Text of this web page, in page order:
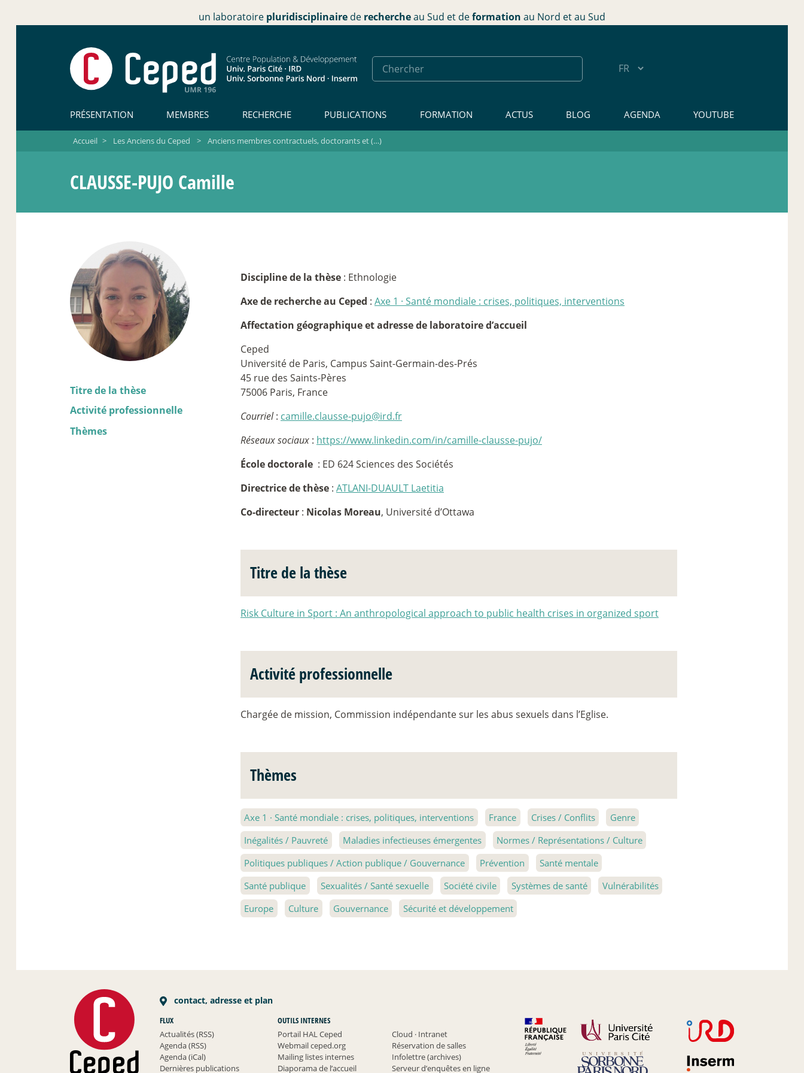
un laboratoire pluridisciplinaire de rechercheau Sud et deformation au Nord et au Sud
PRÉSENTATION MEMBRES RECHERCHE PUBLICATIONS FORMATION ACTUS BLOG AGENDA YOUTUBE
Accueil > Les Anciens du Ceped > Anciens membres contractuels, doctorants et (…)
CLAUSSE-PUJO Camille
Titre de la thèse
Activité professionnelle
Thèmes
Discipline de la thèse : Ethnologie
Axe de recherche au Ceped : Axe 1 · Santé mondiale : crises, politiques, interventions
Affectation géographique et adresse de laboratoire d’accueil
Ceped
Université de Paris, Campus Saint-Germain-des-Prés
45 rue des Saints-Pères
75006 Paris, France
Courriel: camille.clausse-pujo@ird.fr
Réseaux sociaux : https://www.linkedin.com/in/camille-clausse-pujo/
École doctorale : ED 624 Sciences des Sociétés
Directrice de thèse : ATLANI-DUAULT Laetitia
Co-directeur : Nicolas Moreau, Université d’Ottawa
Titre de la thèse
Risk Culture in Sport : An anthropological approach to public health crises in organized sport
Activité professionnelle
Chargée de mission, Commission indépendante sur les abus sexuels dans l’Eglise.
Thèmes
Axe 1 · Santé mondiale : crises, politiques, interventions France Crises / Conflits
Genre
Inégalités / Pauvreté
Maladies infectieuses émergentes
Normes / Représentations / Culture
Politiques publiques / Action publique / Gouvernance
Prévention
Santé mentale
Santé publique
Sexualités / Santé sexuelle Société civile Systèmes de santé
Vulnérabilités
Europe
Culture Gouvernance Sécurité et développement
contact, adresse et plan
FLUX
Actualités (RSS)
Agenda (RSS)
Agenda (iCal)
Dernières publications
OUTILS INTERNES
Portail HAL Ceped
Cloud · Intranet
Webmail ceped.org
Réservation de salles
Mailing listes internes
Infolettre (archives)
Diaporama de l’accueil
Serveur d’enquêtes en ligne